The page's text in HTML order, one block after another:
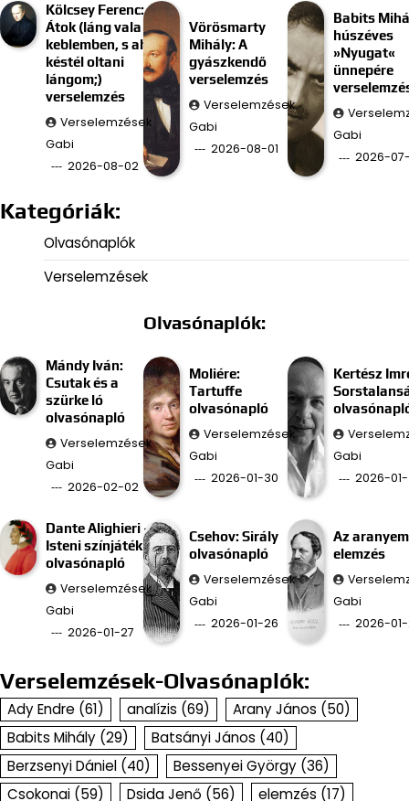
Kölcsey Ferenc:
Átok (láng vala
keblemben, s ah
késtél oltani
lángom;)
verselemzés
Verselemzések
Gabi
2026-08-02
Vörösmarty
Mihály: A
gyászkendő
verselemzés
Verselemzések
Gabi
2026-08-01
Babits
húszéves
»Nyugat«
ünnepére
Gabi
2026-
Kategóriák:
Olvasónaplók
Verselemzések
Olvasónaplók:
Mándy Iván:
Csutak és a
szürke ló
olvasónapló
Verselemzések
Gabi
2026-02-02
Moliére:
Tartuffe
olvasónapló
Verselemzések
Gabi
2026-01-30
Kertész
Gabi
2026-
Dante Alighieri –
Isteni színjáték
olvasónapló
Verselemzések
Gabi
2026-01-27
Csehov: Sirály
olvasónapló
Verselemzések
Gabi
2026-01-26
Az
elemzés
Gabi
2026-
Verselemzések-Olvasónaplók:
Ady Endre (61) analízis (69) Arany János (50)
Babits Mihály (29) Batsányi János (40)
Berzsenyi Dániel (40) Bessenyei György (36)
Csokonai (59) Dsida Jenő (56) elemzés (17)